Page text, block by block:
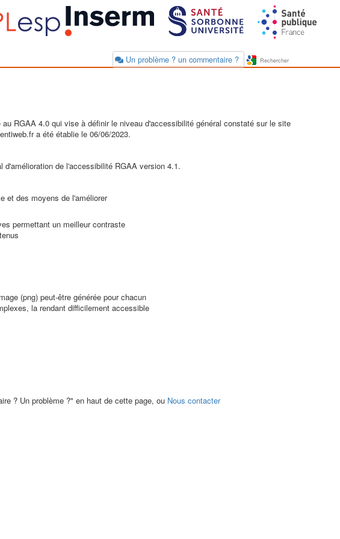
Un problème ? un commentaire ?
RGAA 4.0 qui vise à définir le niveau d'accessibilité général constaté sur le site
a été établie le 06/06/2023.
de l'accessibilité RGAA version 4.1.
et des moyens de l'améliorer
permettant un meilleur contraste
(png) peut-être générée pour chacun
la rendant difficilement accessible
? Un problème ?" en haut de cette page, ou Nous contacter